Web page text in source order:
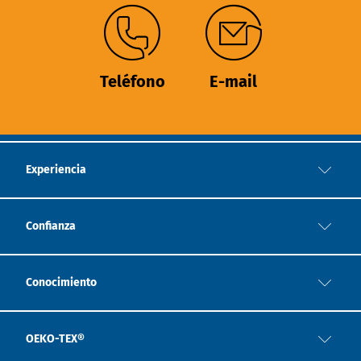
Teléfono E-mail
Experiencia
Confianza
Conocimiento
OEKO-TEX®